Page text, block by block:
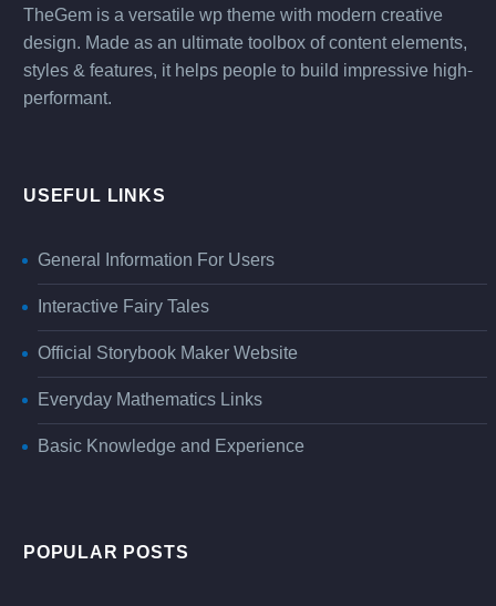
TheGem is a versatile wp theme with modern creative
design. Made as an ultimate toolbox of content elements,
styles & features, it helps people to build impressive high-
performant.
USEFUL LINKS
General Information For Users
Interactive Fairy Tales
Official Storybook Maker Website
Everyday Mathematics Links
Basic Knowledge and Experience
POPULAR POSTS